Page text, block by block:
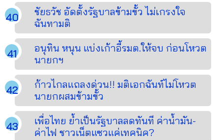
ชัยธวัช อัดตั้งรัฐบาลข้ามขั้ว ไม่เกรงใจ
ฉันทามติ
อนุทิน หนุน แบ่งเก้าอี้รมต.ให้จบ ก่อนโหวต
นายกฯ
ก้าวไกลแถลงด่วน!! มติเอกฉันท์ไม่โหวต
นายกผสมข้ามขั้ว
เพื่อไทย ย้ำเป็นรัฐบาลลดทันที ค่าน้ำมัน-
ค่าไฟ ชาวเน็ตแซวแค่เทคนิค?